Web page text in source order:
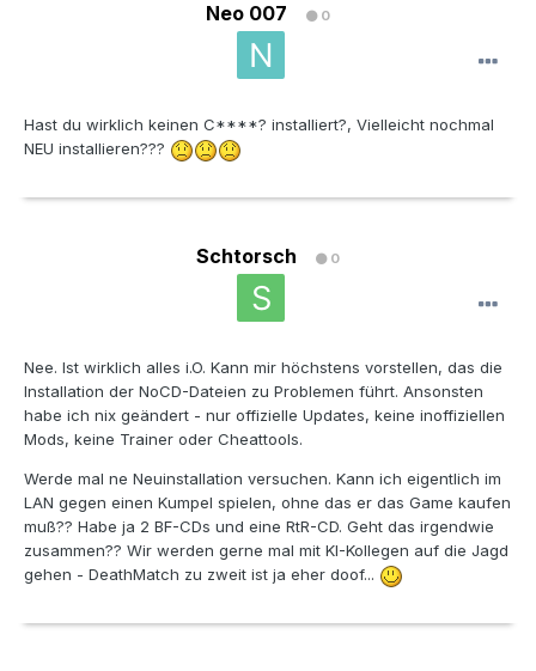
Neo 007 0
Hast du wirklich keinen C****? installiert?, Vielleicht nochmal
NEU installieren???
Schtorsch 0
Nee. Ist wirklich alles i.O. Kann mir höchstens vorstellen, das die
Installation der NoCD-Dateien zu Problemen führt. Ansonsten
habe ich nix geändert - nur offizielle Updates, keine inoffiziellen
Mods, keine Trainer oder Cheattools.
Werde mal ne Neuinstallation versuchen. Kann ich eigentlich im
LAN gegen einen Kumpel spielen, ohne das er das Game kaufen
muß?? Habe ja 2 BF-CDs und eine RtR-CD. Geht das irgendwie
zusammen?? Wir werden gerne mal mit KI-Kollegen auf die Jagd
gehen - DeathMatch zu zweit ist ja eher doof...